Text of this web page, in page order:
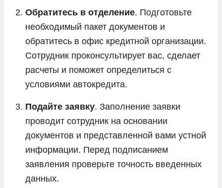
Обратитесь в отделение. Подготовьте
необходимый пакет документов и
обратитесь в офис кредитной организации.
Сотрудник проконсультирует вас, сделает
расчеты и поможет определиться с
условиями автокредита.
Подайте заявку. Заполнение заявки
проводит сотрудник на основании
документов и представленной вами устной
информации. Перед подписанием
заявления проверьте точность введенных
данных.